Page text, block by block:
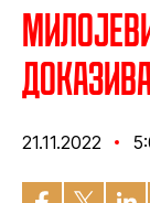
21.11.2022